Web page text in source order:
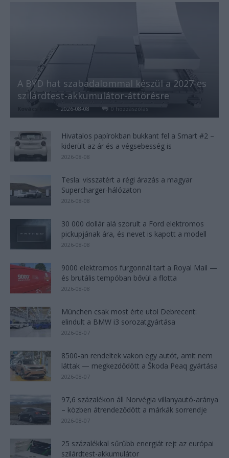
A BYD hat szabadalommal készül a 2027-es
szilárdtest-akkumulátor-áttörésre
- 2026-08-08 0 hozzászólás
Hivatalos papírokban bukkant fel a Smart #2 –
kiderült az ár és a végsebesség is
2026-08-08
Tesla: visszatért a régi árazás a magyar
Supercharger-hálózaton
2026-08-08
30 000 dollár alá szorult a Ford elektromos
pickupjának ára, és nevet is kapott a modell
2026-08-08
9000 elektromos furgonnál tart a Royal Mail —
és brutális tempóban bővül a flotta
2026-08-08
München csak most érte utol Debrecent:
elindult a BMW i3 sorozatgyártása
2026-08-07
8500-an rendeltek vakon egy autót, amit nem
láttak — megkezdődött a Škoda Peaq gyártása
2026-08-07
97,6 százalékon áll Norvégia villanyautó-aránya
– közben átrendeződött a márkák sorrendje
2026-08-07
25 százalékkal sűrűbb energiát rejt az európai
szilárdtest-akkumulátor